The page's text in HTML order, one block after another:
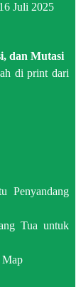
Juli 2025
dan Mutasi
di print dari
Penyandang
Tua untuk
Map